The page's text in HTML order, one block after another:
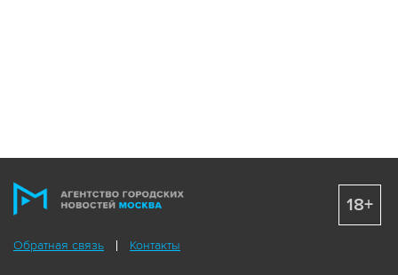
Обратная связь Контакты
18+